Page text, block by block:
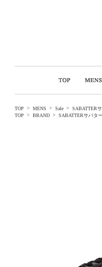
TOP > MENS > Sale >
SABATTER
TOP
> BRAND > SABATTERサバ